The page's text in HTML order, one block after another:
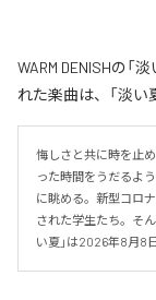
WARM DENISHの「
れた楽曲は、「淡い
悔しさと共に時を止
った時間をうだるよ
に眺める。新型コロ
された学生たち。そ
い夏」は2026年8月8